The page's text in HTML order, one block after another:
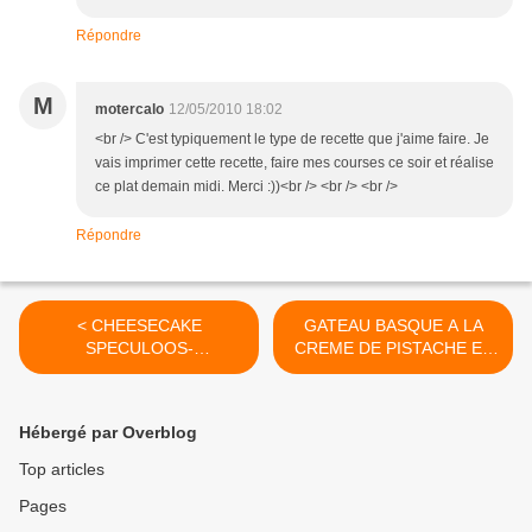
Répondre
M motercalo 12/05/2010 18:02
<br /> C'est typiquement le type de recette que j'aime faire. Je
vais imprimer cette recette, faire mes courses ce soir et réalise
ce plat demain midi. Merci :))<br /> <br /> <br />
Répondre
< CHEESECAKE
SPECULOOS-
FRAMBOISES
GATEAU BASQUE A LA
CREME DE PISTACHE ET
AUX FRAMBOISES >
Hébergé par Overblog
Top articles
Pages